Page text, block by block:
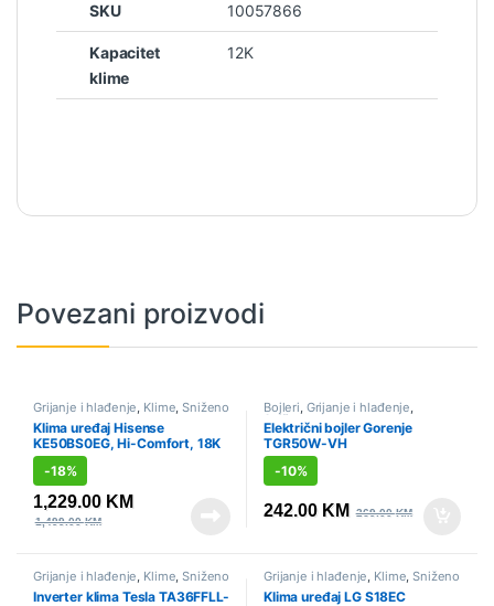
SKU 10057866
Kapacitet
klime
12K
Povezani proizvodi
Grijanje i hlađenje, Klime,Sniženo
Klima uređaj Hisense
KE50BS0EG, Hi-Comfort, 18K
-18%
1,229.00 KM
1,499.00KM
Bojleri, Grijanje i hlađenje,
Sniženo
Električni bojler Gorenje
TGR50W-VH
-10%
242.00 KM 269.00KM
Grijanje i hlađenje Klime ,Sniženo
Inverter klima Tesla TA36FFLL-
Grijanje i hlađenje Klime ,Sniženo
Klima uređaj LG S18EC